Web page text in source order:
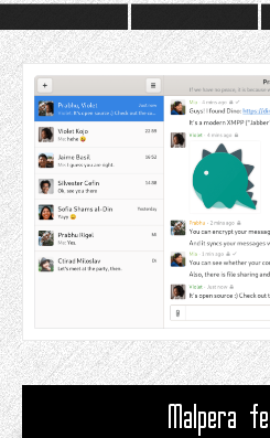
Malpera